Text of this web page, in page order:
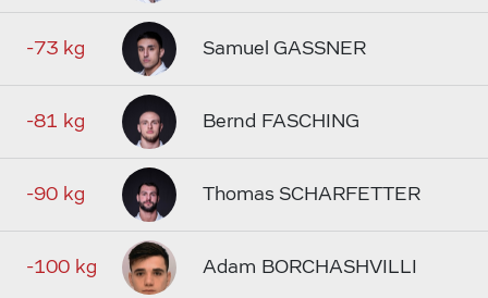
-73 kg Samuel GASSNER
-81 kg Bernd FASCHING
-90 kg Thomas SCHARFETTER
-100 kg Adam BORCHASHVILLI